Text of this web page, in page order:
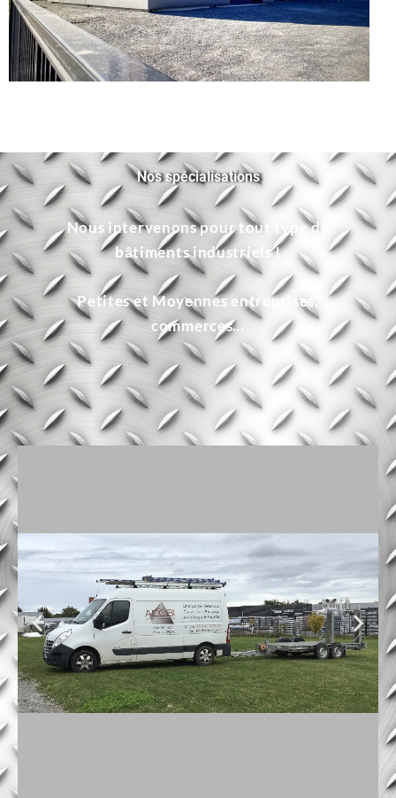
Nos spécialisations
Nous intervenons pour tout type de
bâtiments industriels !
Petites et Moyennes entreprises,
commerces…